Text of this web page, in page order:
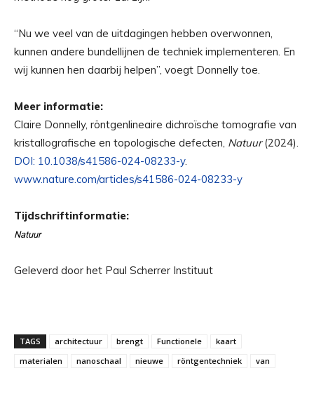
“Nu we veel van de uitdagingen hebben overwonnen,
kunnen andere bundellijnen de techniek implementeren. En
wij kunnen hen daarbij helpen”, voegt Donnelly toe.
Meer informatie:
Claire Donnelly, röntgenlineaire dichroïsche tomografie van
kristallografische en topologische defecten, Natuur(2024).
DOI: 10.1038/s41586-024-08233-y.
www.nature.com/articles/s41586-024-08233-y
Tijdschriftinformatie:
Natuur
Geleverd door het Paul Scherrer Instituut
TAGS architectuur brengt Functionele
kaart
materialen
nanoschaal nieuwe röntgentechniek van